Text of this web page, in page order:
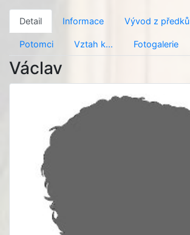
Detail Informace Vývod z předků
Potomci Vztah k... Fotogalerie
Václav